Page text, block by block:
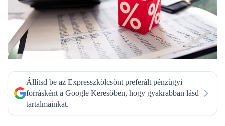
Állítsd be az Expresszkölcsönt preferált pénzügyi
forrásként a Google Keresőben, hogy gyakrabban lásd
tartalmainkat.